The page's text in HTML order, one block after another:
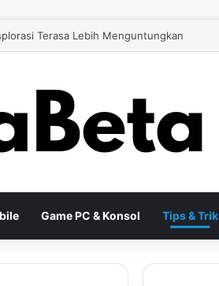
Sepak Bola yang Lebih Autentik
Game PC & Konsol Tips & Trik